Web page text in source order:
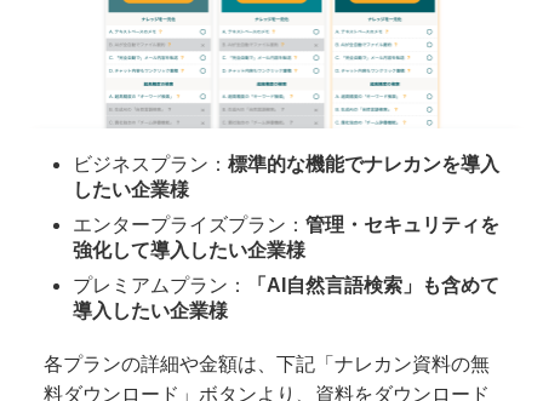
ビジネスプラン： 標準的な機能でナレカンを導入
したい企業様
エンタープライズプラン： 管理・セキュリティを
強化して導入したい企業様
プレミアムプラン：
「AI自然言語検索」も含めて
導入したい企業様
各プランの詳細や金額は、下記「ナレカン資料の無
料ダウンロード」ボタンより、資料をダウンロード